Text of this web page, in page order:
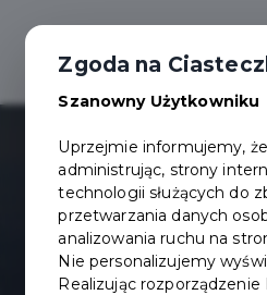
Zgoda na
Szanowny Użytkowniku
Uprzejmie informujemy,
administrując, strony
technologii służących do
przetwarzania danych
analizowania ruchu na
Nie personalizujemy
Realizując